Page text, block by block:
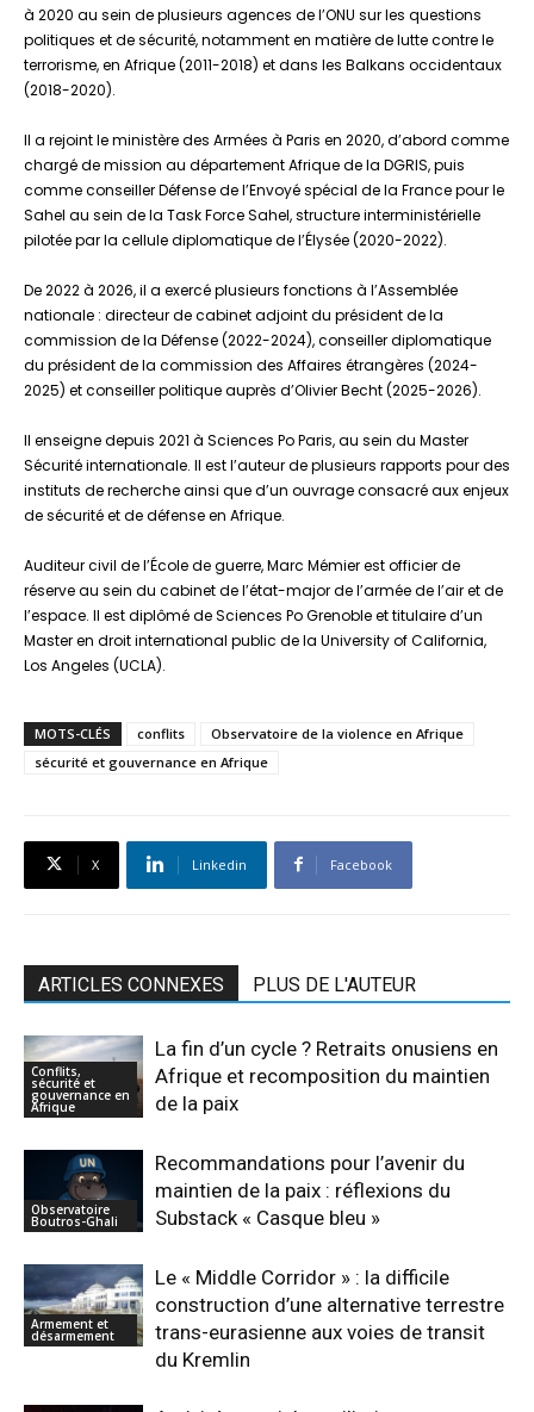
à 2020 au sein de plusieurs agences de l’ONU sur les questions
politiques et de sécurité, notamment en matière de lutte contre le
terrorisme, en Afrique (2011-2018) et dans les Balkans occidentaux
(2018-2020).
Il a rejoint le ministère des Armées à Paris en 2020, d’abord comme
chargé de mission au département Afrique de la DGRIS, puis
comme conseiller Défense de l’Envoyé spécial de la France pour le
Sahel au sein de la Task Force Sahel, structure interministérielle
pilotée par la cellule diplomatique de l’Élysée (2020-2022).
De 2022 à 2026, il a exercé plusieurs fonctions à l’Assemblée
nationale : directeur de cabinet adjoint du président de la
commission de la Défense (2022-2024), conseiller diplomatique
du président de la commission des Affaires étrangères (2024-
2025) et conseiller politique auprès d’Olivier Becht (2025-2026).
Il enseigne depuis 2021 à Sciences Po Paris, au sein du Master
Sécurité internationale. Il est l’auteur de plusieurs rapports pour des
instituts de recherche ainsi que d’un ouvrage consacré aux enjeux
de sécurité et de défense en Afrique.
Auditeur civil de l’École de guerre, Marc Mémier est officier de
réserve au sein du cabinet de l’état-major de l’armée de l’air et de
l’espace. Il est diplômé de Sciences Po Grenoble et titulaire d’un
Master en droit international public de la University of California,
Los Angeles (UCLA).
MOTS-CLÉS conflits
Observatoire de la violence en Afrique
sécurité et gouvernance en Afrique
X Linkedin Facebook
ARTICLES CONNEXES PLUS DE L'AUTEUR
Conflits,
sécurité et
gouvernance en
Afrique
La fin d’un cycle ? Retraits onusiens en
Afrique et recomposition du maintien
de la paix
Observatoire
Boutros-Ghali
Recommandations pour l’avenir du
maintien de la paix : réflexions du
Substack « Casque bleu »
Armement et
désarmement
Le « Middle Corridor » : la difficile
construction d’une alternative terrestre
trans-eurasienne aux voies de transit
du Kremlin